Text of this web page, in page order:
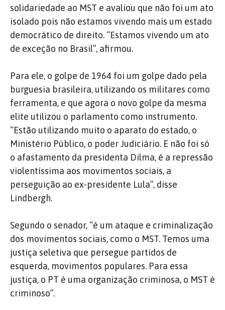
solidariedade ao MST e avaliou que não foi um ato
isolado pois não estamos vivendo mais um estado
democrático de direito. “Estamos vivendo um ato
de exceção no Brasil”, afirmou.
Para ele, o golpe de 1964 foi um golpe dado pela
burguesia brasileira, utilizando os militares como
ferramenta, e que agora o novo golpe da mesma
elite utilizou o parlamento como instrumento.
“Estão utilizando muito o aparato do estado, o
Ministério Público, o poder Judiciário. E não foi só
o afastamento da presidenta Dilma, é a repressão
violentíssima aos movimentos sociais, a
perseguição ao ex-presidente Lula”, disse
Lindbergh.
Segundo o senador, “é um ataque e criminalização
dos movimentos sociais, como o MST. Temos uma
justiça seletiva que persegue partidos de
esquerda, movimentos populares. Para essa
justiça, o PT é uma organização criminosa, o MST é
criminoso”.